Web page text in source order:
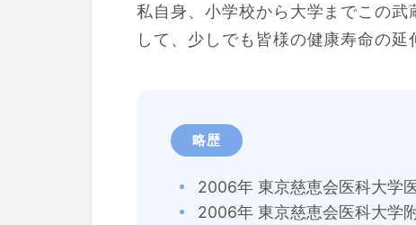
私自身、小学校から大学までこの
して、少しでも皆様の健康寿命の延
略歴
2006年 東京慈恵会医科大学
2006年 東京慈恵会医科大学